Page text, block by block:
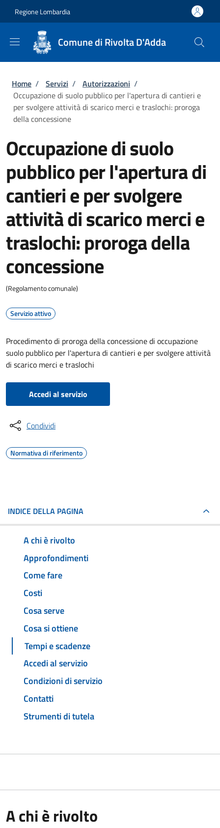
Regione Lombardia
Comune di Rivolta D'Adda
Briciole di pane
Home / Servizi / Autorizzazioni /
Occupazione di suolo pubblico per l'apertura di cantieri e
per svolgere attività di scarico merci e traslochi: proroga
della concessione
Occupazione di suolo
pubblico per l'apertura di
cantieri e per svolgere
attività di scarico merci e
traslochi: proroga della
concessione
(Regolamento comunale)
Servizio attivo
Procedimento di proroga della concessione di occupazione
suolo pubblico per l'apertura di cantieri e per svolgere attività
di scarico merci e traslochi
Accedi al servizio
Condividi
Normativa di riferimento
INDICE DELLA PAGINA
A chi è rivolto
Approfondimenti
Come fare
Costi
Cosa serve
Cosa si ottiene
Tempi e scadenze
Accedi al servizio
Condizioni di servizio
Contatti
Strumenti di tutela
A chi è rivolto